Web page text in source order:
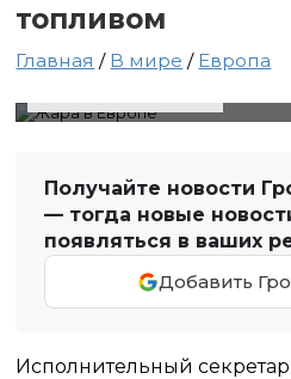
топливом
Главная / В мире / Европа
Получайте новости
— тогда новые
появляться в ваших
Добавить
Исполнительный